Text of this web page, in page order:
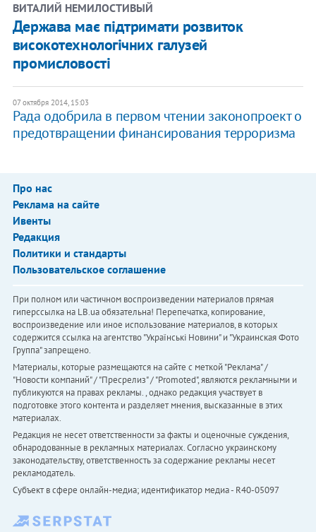
ВИТАЛИЙ НЕМИЛОСТИВЫЙ
Держава має підтримати розвиток
високотехнологічних галузей
промисловості
07 октября 2014, 15:03
Рада одобрила в первом чтении законопроект о
предотвращении финансирования терроризма
Про нас
Реклама на сайте
Ивенты
Редакция
Политики и стандарты
Пользовательское соглашение
При полном или частичном воспроизведении материалов прямая
гиперссылка на LB.ua обязательна! Перепечатка, копирование,
воспроизведение или иное использование материалов, в которых
содержится ссылка на агентство "Українськi Новини" и "Украинская Фото
Группа" запрещено.
Материалы, которые размещаются на сайте с меткой "Реклама" /
"Новости компаний" / "Пресрелиз" / "Promoted", являются рекламными и
публикуются на правах рекламы. , однако редакция участвует в
подготовке этого контента и разделяет мнения, высказанные в этих
материалах.
Редакция не несет ответственности за факты и оценочные суждения,
обнародованные в рекламных материалах. Согласно украинскому
законодательству, ответственность за содержание рекламы несет
рекламодатель.
Субъект в сфере онлайн-медиа; идентификатор медиа - R40-05097